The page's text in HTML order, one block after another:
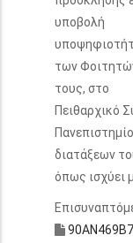
υποβολή
των
τους, στο
Πειθαρχικό
διατάξεων
όπως ισχύει